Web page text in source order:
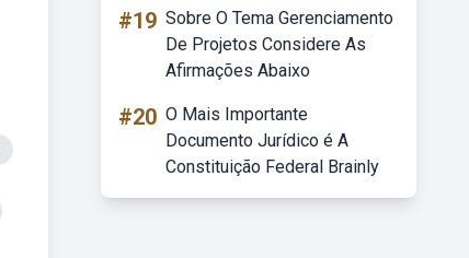
#19 Sobre O Tema Gerenciamento
De Projetos Considere As
Afirmações Abaixo
#20 O Mais Importante
Documento Jurídico é A
Constituição Federal Brainly